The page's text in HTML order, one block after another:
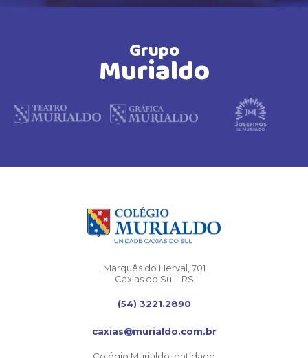
Grupo
Murialdo
Marquês do Herval, 701
Caxias do Sul - RS
(54) 3221.2890
caxias@murialdo.com.br